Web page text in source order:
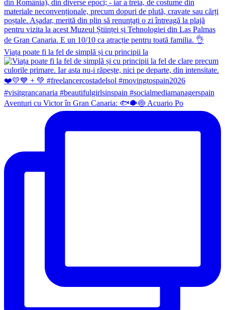
Viața poate fi la fel de simplă și cu principii la
Aventuri cu Victor în Gran Canaria: 🐟🐡🍥 Acuario Po